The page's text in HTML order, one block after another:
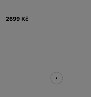
2699 Kč